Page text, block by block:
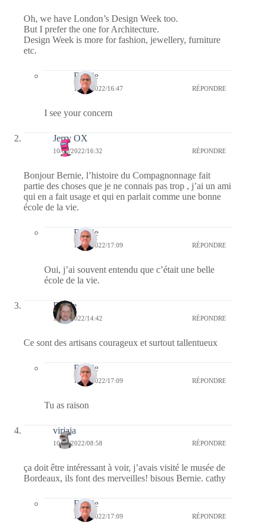
Oh, we have London’s Design Week too.
But I prefer the one for Architecture.
Design Week is more for fashion, jewellery, furniture
etc.
Bernie
11/08/2022/16:47 RÉPONDRE
I see your concern
Jerry OX
10/08/2022/16:32 RÉPONDRE
Bonjour Bernie, l’histoire du Compagnonnage fait
partie des choses que je ne connais pas trop , j’ai un ami
qui en a fait usage et qui en parlait comme une bonne
école de la vie.
Bernie
10/08/2022/17:09 RÉPONDRE
Oui, j’ai souvent entendu que c’était une belle
école de la vie.
Renée
10/08/2022/14:42 RÉPONDRE
Ce sont des artisans courageux et surtout tallentueux
Bernie
10/08/2022/17:09 RÉPONDRE
Tu as raison
virjaja
10/08/2022/08:58 RÉPONDRE
ça doit être intéressant à voir, j’avais visité le musée de
Bordeaux, ils font des merveilles! bisous Bernie. cathy
Bernie
10/08/2022/17:09 RÉPONDRE